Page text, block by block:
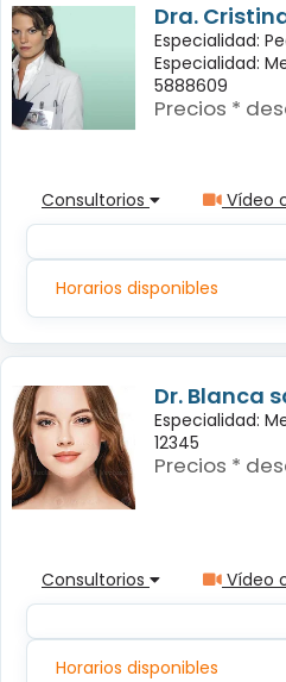
Dra.
Especialidad:
Especialidad:
5888609
Precios *
Consultorios Vídeo
Horarios disponibles
Dr. Blanca
Especialidad:
12345
Precios *
Consultorios Vídeo
Horarios disponibles